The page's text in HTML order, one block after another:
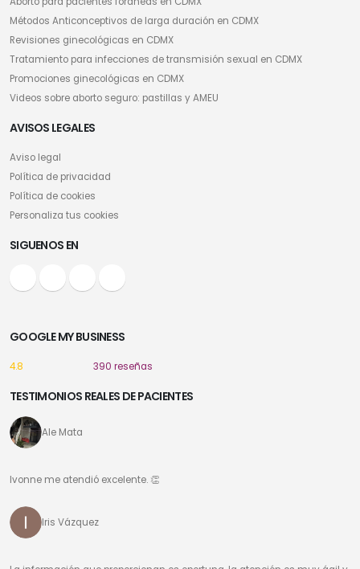
Métodos Anticonceptivos de larga duración en CDMX
Revisiones ginecológicas en CDMX
Tratamiento para infecciones de transmisión sexual en CDMX
Promociones ginecológicas en CDMX
Videos sobre aborto seguro: pastillas y AMEU
AVISOS LEGALES
Aviso legal
Política de privacidad
Política de cookies
Personaliza tus cookies
SIGUENOS EN
GOOGLE MY BUSINESS
4.8 390 reseñas
TESTIMONIOS REALES DE PACIENTES
Ale Mata
Ivonne me atendió excelente. 👏
Iris Vázquez